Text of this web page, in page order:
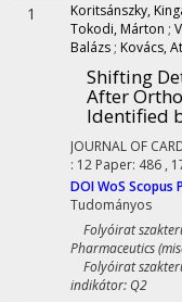
1 Koritsánszky,
Tokodi, Márton ;
Balázs ; Kovács,
Shifting
After
Identified
JOURNAL OF
: 12 Paper: 486 ,
DOIWoS Scopus
Tudományos
Folyóirat
Pharmaceutics
Folyóirat
indikátor: Q2